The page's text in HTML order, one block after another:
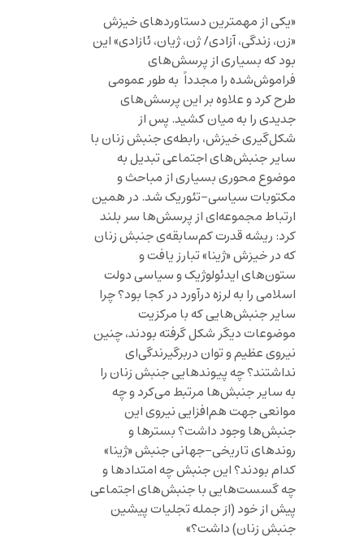
«یکی از مهمترین دستاوردهای خیزش
«زن، زندگی، آزادی/ ژن، ژیان، ئازادی» این
بود که بسیاری از پرسش‌های
فراموش‌شده را مجدداً به طور عمومی
طرح کرد و علاوه بر این پرسش‌های
جدیدی را به میان کشید. پس از
شکل‌گیری خیزش، رابطه‌ی جنبش زنان با
سایر جنبش‌های اجتماعی تبدیل به
موضوع محوری بسیاری از مباحث و
مکتوبات سیاسی-تئوریک شد. در همین
ارتباط مجموعه‌ای از پرسش‌ها سر بلند
کرد: ریشه قدرت کم‌سابقه‌ی جنبش زنان
که در خیزش «ژینا» تبارز یافت و
ستون‌های ایدئولوژیک و سیاسی دولت
اسلامی را به لرزه درآورد در کجا بود؟ چرا
سایر جنبش‌هایی که با مرکزیت
موضوعات دیگر شکل گرفته بودند، چنین
نیروی عظیم و توان دربرگیرندگی‌ای
نداشتند؟ چه پیوندهایی جنبش زنان را
به سایر جنبش‌ها مرتبط می‌کرد و چه
موانعی جهت هم‌افزایی نیروی این
جنبش‌ها وجود داشت؟ بسترها و
روندهای تاریخی-جهانی جنبش «ژینا»
کدام بودند؟ این جنبش چه امتدادها و
چه گسست‌هایی با جنبش‌های اجتماعی
پیش از خود (از جمله تجلیات پیشین
جنبش زنان) داشت؟»